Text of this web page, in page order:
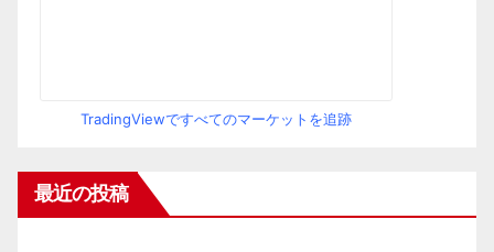
TradingViewですべてのマーケットを追跡
最近の投稿